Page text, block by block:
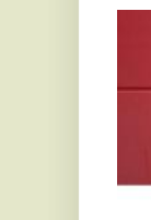
szerint
ilyen
így